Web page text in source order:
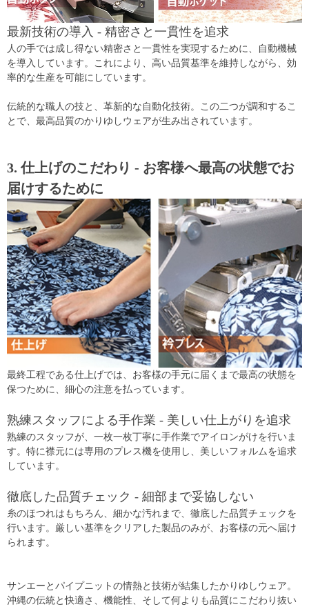
最新技術の導入 - 精密さと一貫性を追求
人の手では成し得ない精密さと一貫性を実現するために、自動機械
を導入しています。これにより、高い品質基準を維持しながら、効
率的な生産を可能にしています。
伝統的な職人の技と、革新的な自動化技術。この二つが調和するこ
とで、最高品質のかりゆしウェアが生み出されています。
3. 仕上げのこだわり - お客様へ最高の状態でお
届けするために
最終工程である仕上げでは、お客様の手元に届くまで最高の状態を
保つために、細心の注意を払っています。
熟練スタッフによる手作業 - 美しい仕上がりを追求
熟練のスタッフが、一枚一枚丁寧に手作業でアイロンがけを行いま
す。特に襟元には専用のプレス機を使用し、美しいフォルムを追求
しています。
徹底した品質チェック - 細部まで妥協しない
糸のほつれはもちろん、細かな汚れまで、徹底した品質チェックを
行います。厳しい基準をクリアした製品のみが、お客様の元へ届け
られます。
サンエーとパイプニットの情熱と技術が結集したかりゆしウェア。
沖縄の伝統と快適さ、機能性、そして何よりも品質にこだわり抜い